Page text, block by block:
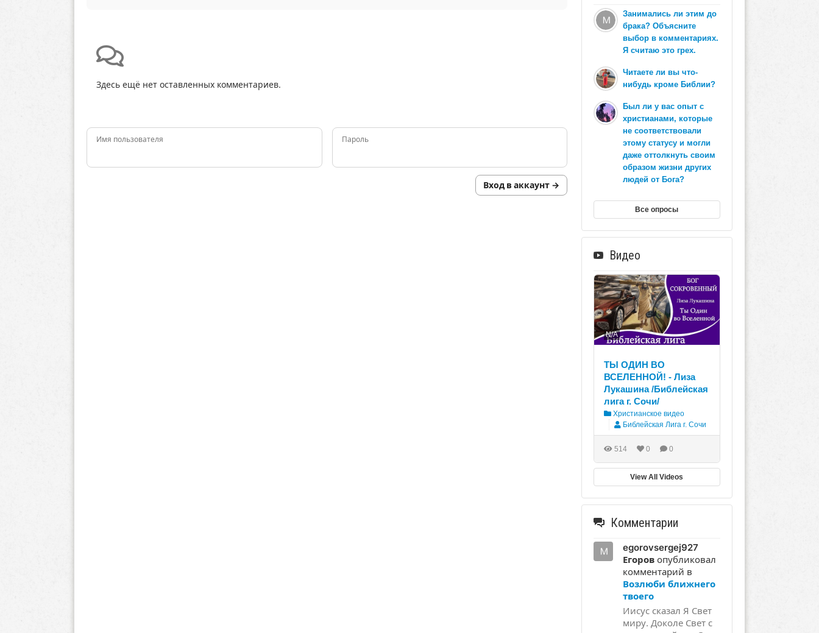
Здесь ещё нет оставленных комментариев.
Имя пользователя Пароль
Вход в аккаунт →
Занимались ли этим до
брака? Объясните
выбор в комментариях.
Я считаю это грех.
Читаете ли вы что-
нибудь кроме Библии?
Был ли у вас опыт с
христианами, которые
не соответствовали
этому статусу и могли
даже оттолкнуть своим
образом жизни других
людей от Бога?
Все опросы
Видео
N/A
ТЫ ОДИН ВО
ВСЕЛЕННОЙ! - Лиза
Лукашина /Библейская
лига г. Сочи/
Христианское видео
Библейская Лига г. Сочи
514 0 0
View All Videos
Комментарии
egorovsergej927
Егоровопубликовал
комментарий в
Возлюби ближнего
твоего
Иисус сказал Я Свет
миру. Доколе Свет с